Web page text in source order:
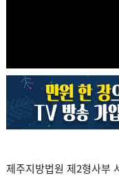
제주지방법원 제2형사부